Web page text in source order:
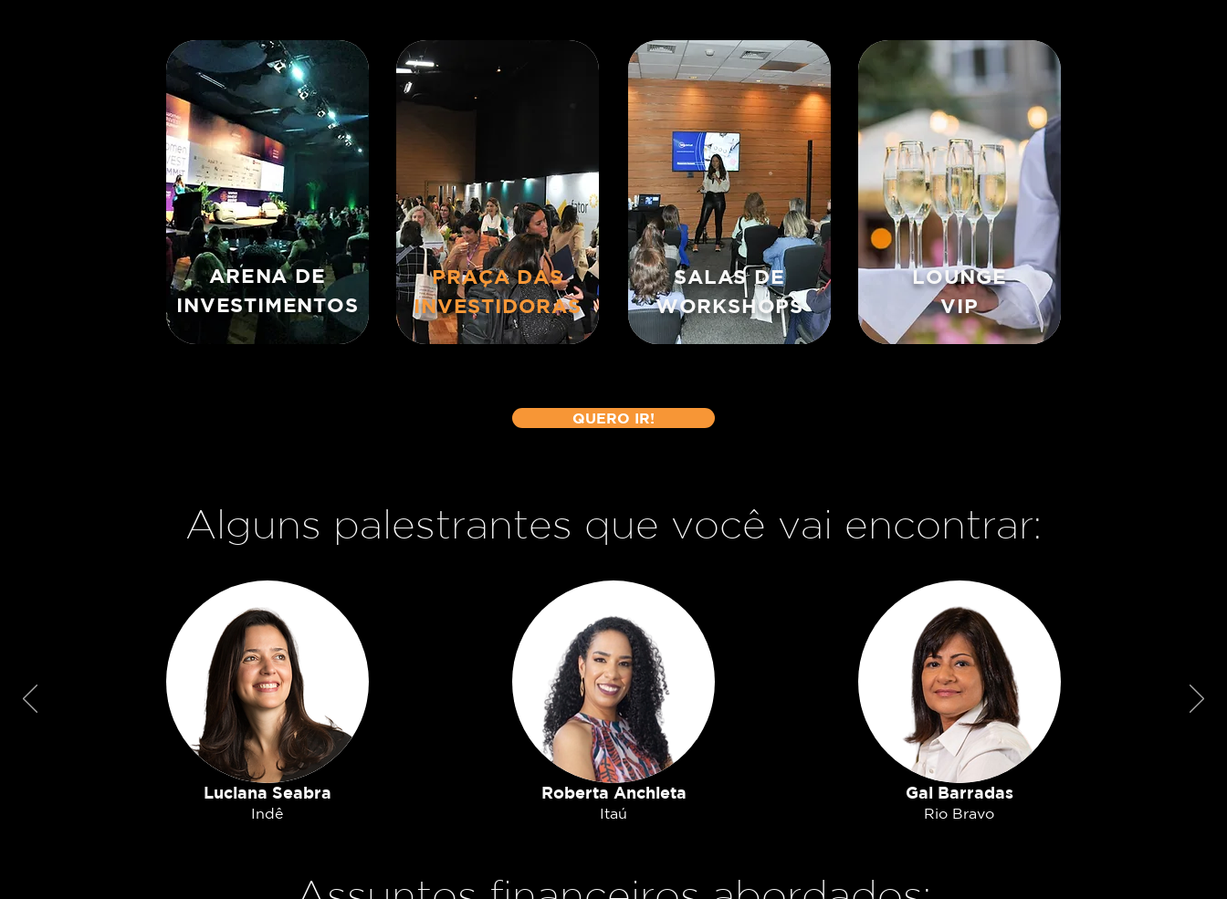
ARENA DE
INVESTIMENTOS
PRAÇA DAS
INVESTIDORAS
SALAS DE
WORKSHOPS
LOUNGE
VIP
QUERO IR!
Alguns palestrantes que você vai encontrar:
Luciana Seabra
Indê
Roberta Anchieta
Itaú
Gal Barradas
Rio Bravo